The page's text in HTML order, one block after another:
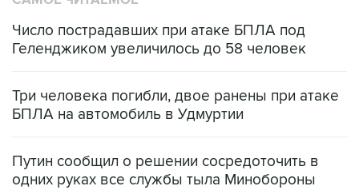
Число пострадавших при атаке БПЛА под
Геленджиком увеличилось до 58 человек
Три человека погибли, двое ранены при атаке
БПЛА на автомобиль в Удмуртии
Путин сообщил о решении сосредоточить в
одних руках все службы тыла Минобороны